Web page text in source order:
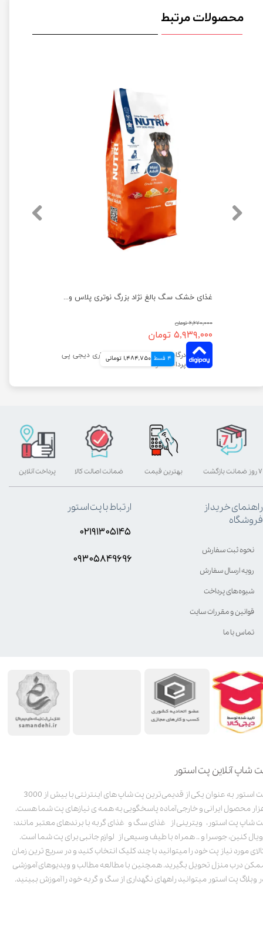
محصولات مرتبط
غذای خشک سگ بالغ نژاد بزرگ نوتری پلاس وزن 15 کیلوگرم
۶,۶۷۰,۰۰۰ تومان
۵,۹۳۹,۰۰۰ تومان
4 قسط 1,484,750 تومانی
شاپ آنلاین پت استور
پت استور به عنوان یکی از قدیمی‌ترین پت شاپ های اینترنتی با بیش از 3000
محصول ایرانی و خارجی آماده پاسخگویی به همه ی نیازهای پت شما هست.
شاپ پت استور، ویترینی از غذای سگ و غذای گربه با برندهای معتبر مانند:
کنین، جوسرا و .. همراه با طیف وسیعی از لوازم جانبی برای پت شما است.
مورد نیاز پت خود را میتوانید با چند کلیک انتخاب کنید و در سریع ترین زمان
درب منزل تحویل بگیرید. همچنین با مطالعه مطالب و ویدیوهای آموزشی
وبلاگ پت استور میتوانید راههای نگهداری از سگ و گربه خود را آموزش ببینید.
بهترین قیمت پرداخت آنلاین ۷ روز ضمانت بازگشت ضمانت اصالت کالا
راهنمای خرید از
فروشگاه
نحوه ثبت سفارش
رویه ارسال سفارش
شیوه‌های پرداخت
قوانین و مقررات سایت
تماس با ما
ارتباط با پت استور
۰۲۱۹۱۳۰۵۱۴۵
۰۹۳۰۵8۴9696